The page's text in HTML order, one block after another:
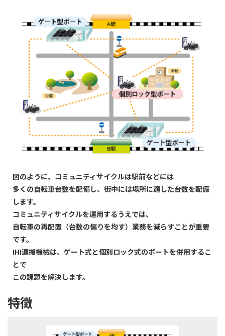
図のように、コミュニティサイクルは駅前などには
多くの⾃転⾞台数を配備し、街中には場所に適した台数を配備
します。
コミュニティサイクルを運⽤するうえでは、
⾃転⾞の再配置（台数の偏りを均す）業務を減らすことが重要
です。
IHI運搬機械は、ゲート式と個別ロック式のポートを併⽤するこ
とで
この課題を解決します。
特徴